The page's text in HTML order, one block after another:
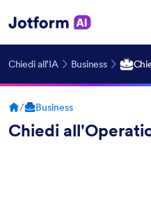
Chiedi all’IA Business
/ Business
Chiedi